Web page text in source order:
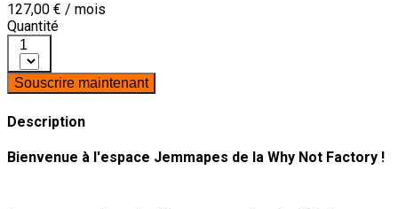
127,00 € / mois
Quantité
1
Souscrire maintenant
Description
Bienvenue à l'espace Jemmapes de la Why Not Factory !